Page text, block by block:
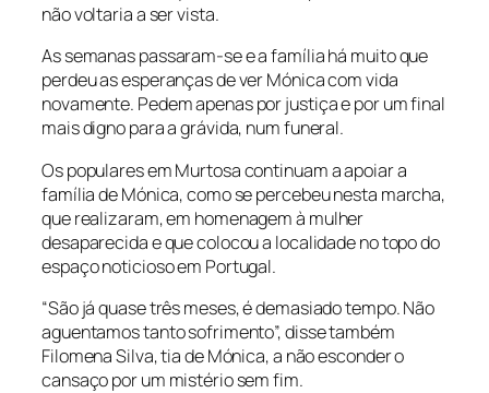
não voltaria a ser vista.
As semanas passaram-se e a família há muito que
perdeu as esperanças de ver Mónica com vida
novamente. Pedem apenas por justiça e por um final
mais digno para a grávida, num funeral.
Os populares em Murtosa continuam a apoiar a
família de Mónica, como se percebeu nesta marcha,
que realizaram, em homenagem à mulher
desaparecida e que colocou a localidade no topo do
espaço noticioso em Portugal.
“São já quase três meses, é demasiado tempo. Não
aguentamos tanto sofrimento”, disse também
Filomena Silva, tia de Mónica, a não esconder o
cansaço por um mistério sem fim.